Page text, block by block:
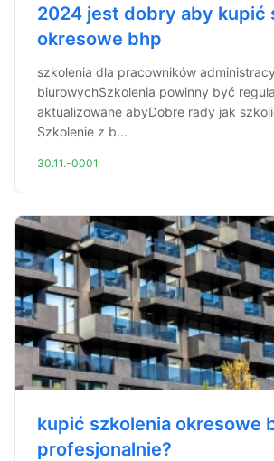
2024 jest dobry aby kupić
okresowe bhp
szkolenia dla pracowników
biurowychSzkolenia powinny być
aktualizowane abyDobre rady jak
Szkolenie z b...
30.11.-0001
kupić szkolenia okresowe
profesjonalnie?